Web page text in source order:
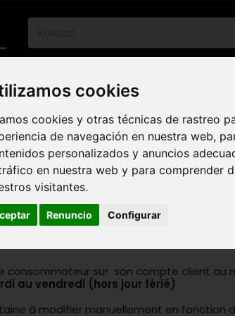
cookies
cookies y otras técnicas de rastreo
de navegación en nuestra web,
personalizados y anuncios
en nuestra web y para comprender
visitantes.
Renuncio Configurar
DE CARRETERA
MARCAS
consommateur sur son compte client au
au vendredi (hors jour férié)
à modifier manuellement en fonction